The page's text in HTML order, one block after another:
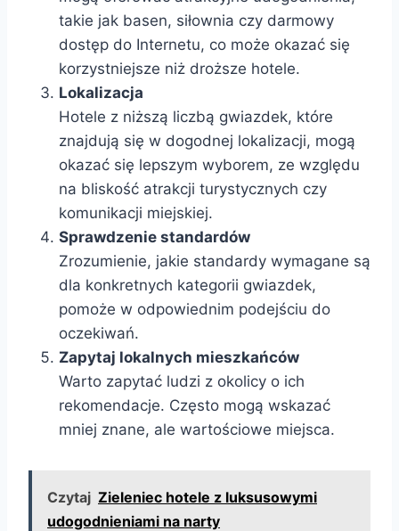
takie jak basen, siłownia czy darmowy
dostęp do Internetu, co może okazać się
korzystniejsze niż droższe hotele.
Lokalizacja
Hotele z niższą liczbą gwiazdek, które
znajdują się w dogodnej lokalizacji, mogą
okazać się lepszym wyborem, ze względu
na bliskość atrakcji turystycznych czy
komunikacji miejskiej.
Sprawdzenie standardów
Zrozumienie, jakie standardy wymagane są
dla konkretnych kategorii gwiazdek,
pomoże w odpowiednim podejściu do
oczekiwań.
Zapytaj lokalnych mieszkańców
Warto zapytać ludzi z okolicy o ich
rekomendacje. Często mogą wskazać
mniej znane, ale wartościowe miejsca.
Czytaj Zieleniec hotele z luksusowymi
udogodnieniami na narty